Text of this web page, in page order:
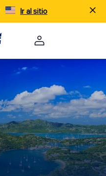
Ir al sitio